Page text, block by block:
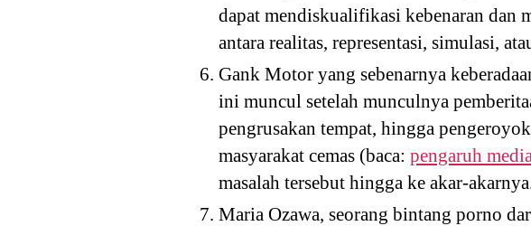
dapat mendiskualifikasi kebenaran dan
antara realitas, representasi, simulasi,
Gank Motor yang sebenarnya
ini muncul setelah munculnya
pengrusakan tempat, hingga
masyarakat cemas (baca: pengaruh
masalah tersebut hingga ke akar-
Maria Ozawa, seorang bintang porno